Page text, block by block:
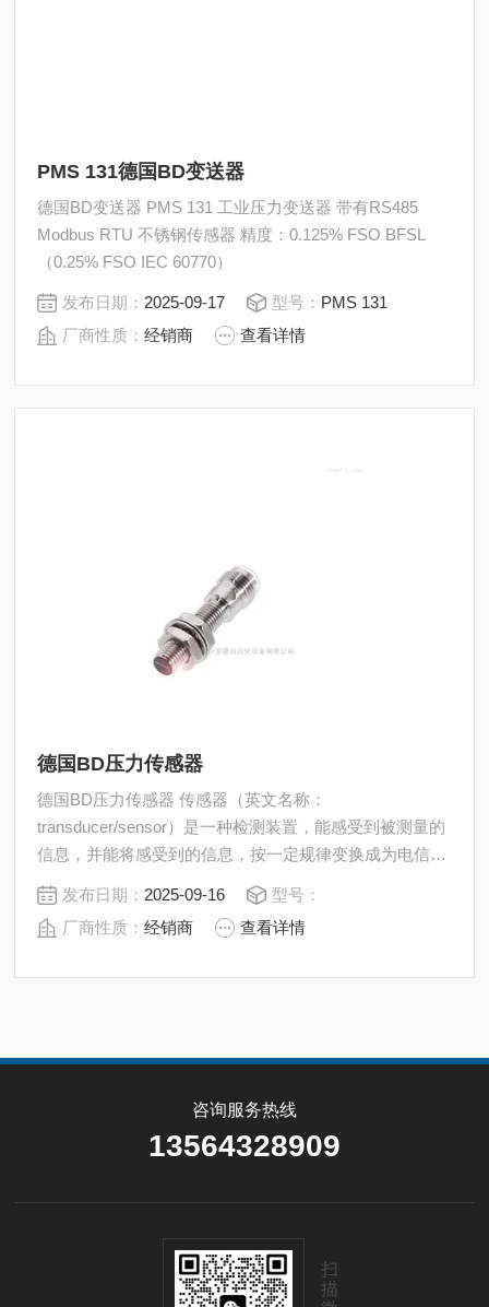
PMS 131德国BD变送器
德国BD变送器 PMS 131 工业压力变送器 带有RS485
Modbus RTU 不锈钢传感器 精度：0.125% FSO BFSL
（0.25% FSO IEC 60770）
发布日期： 2025-09-17 型号： PMS 131
厂商性质：经销商 查看详情
德国BD压力传感器
德国BD压力传感器 传感器（英文名称：
transducer/sensor）是一种检测装置，能感受到被测量的
信息，并能将感受到的信息，按一定规律变换成为电信号
或其他所需形式的信息输出，以满足信息的传输、处理、
存储、显示、记录和控制等要求。
发布日期： 2025-09-16
型号：
厂商性质：经销商 查看详情
咨询服务热线
13564328909
扫
描